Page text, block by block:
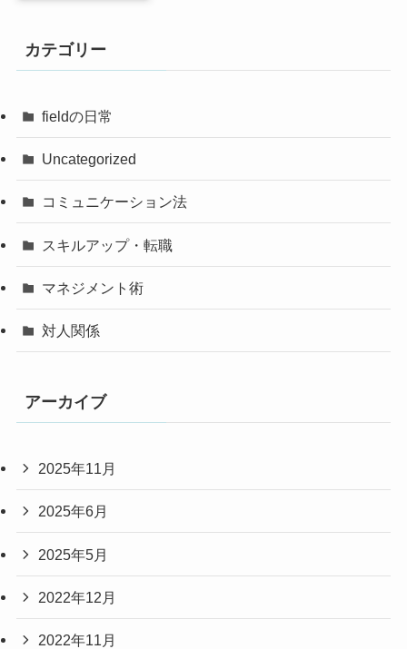
カテゴリー
fieldの日常
Uncategorized
コミュニケーション法
スキルアップ・転職
マネジメント術
対人関係
アーカイブ
2025年11月
2025年6月
2025年5月
2022年12月
2022年11月